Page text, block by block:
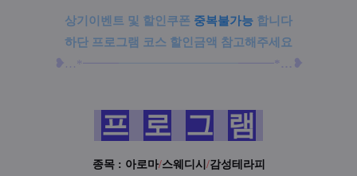
상기이벤트 및 할인쿠폰 중복불가능 합니다
하단 프로그램 코스 할인금액 참고해주세요
❥ … *━━━━━━━━━━━━━━━━* … ❥
프 로 그 램
종목 : 아로마/스웨디시 /감성테라피